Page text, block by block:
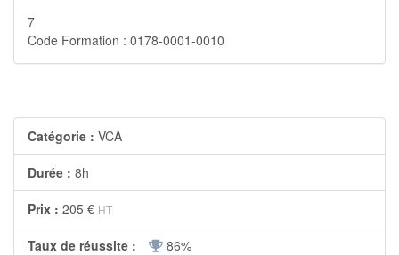
7
Code Formation : 0178-0001-0010
Catégorie : VCA
Durée : 8h
Prix : 205 € HT
Taux de réussite : 86%